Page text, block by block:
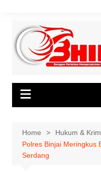
content
Home
Hukum &
Polres Binjai Meringkus
Serdang